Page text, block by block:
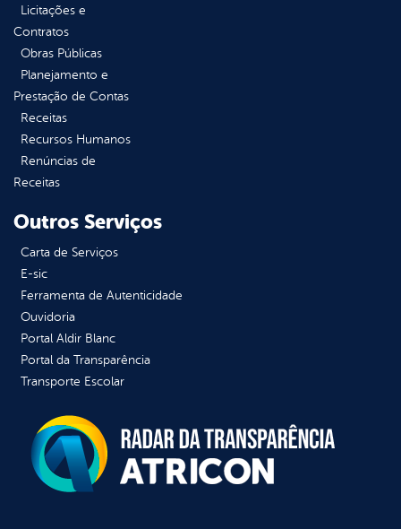
Licitações e
Contratos
Obras Públicas
Planejamento e
Prestação de Contas
Receitas
Recursos Humanos
Renúncias de
Receitas
Outros Serviços
Carta de Serviços
E-sic
Ferramenta de Autenticidade
Ouvidoria
Portal Aldir Blanc
Portal da Transparência
Transporte Escolar